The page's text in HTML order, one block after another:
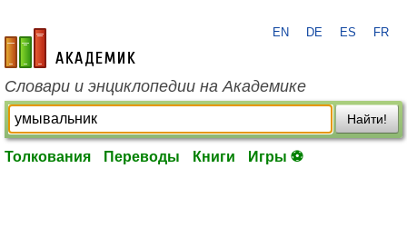
academic.ru
EN DE ES FR
Словари и энциклопедии на Академике
Найти!
Толкования Переводы Книги Игры ⚽